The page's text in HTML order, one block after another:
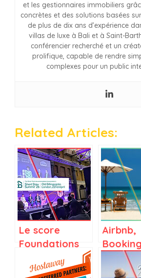
et les gestionnaires immobiliers
concrètes et des solutions basées
de plus de dix ans d’expérience
villas de luxe à Bali et à Saint-
conférencier recherché et un
prolifique, capable de rendre
complexes pour un public
Related Articles:
Le score
Foundations
Booking.com,
Airbnb,
et Vrbo
2025 :